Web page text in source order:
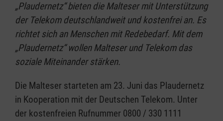
„Plaudernetz“ bieten die Malteser mit Unterstützung
der Telekom deutschlandweit und kostenfrei an. Es
richtet sich an Menschen mit Redebedarf. Mit dem
„Plaudernetz“ wollen Malteser und Telekom das
soziale Miteinander stärken.
Die Malteser starteten am 23. Juni das Plaudernetz
in Kooperation mit der Deutschen Telekom. Unter
der kostenfreien Rufnummer 0800 / 330 1111